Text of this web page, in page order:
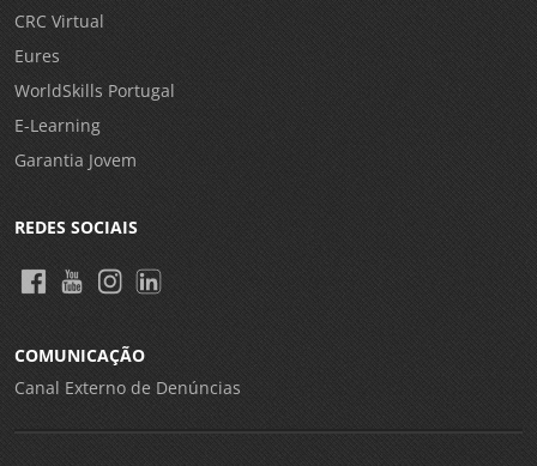
CRC Virtual
Eures
WorldSkills Portugal
E-Learning
Garantia Jovem
REDES SOCIAIS
COMUNICAÇÃO
Canal Externo de Denúncias